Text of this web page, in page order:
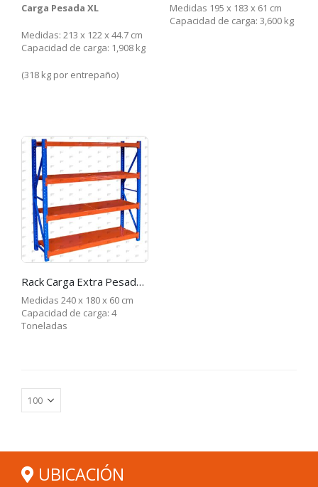
Carga Pesada XL
Medidas: 213 x 122 x 44.7 cm
Capacidad de carga: 1,908 kg
(318 kg por entrepaño)
Medidas 195 x 183 x 61 cm
Capacidad de carga: 3,600 kg
Rack Carga Extra Pesada, Total carga 4 Toneladas
Medidas 240 x 180 x 60 cm
Capacidad de carga: 4
Toneladas
UBICACIÓN